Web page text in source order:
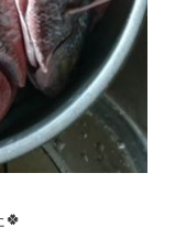
🍀